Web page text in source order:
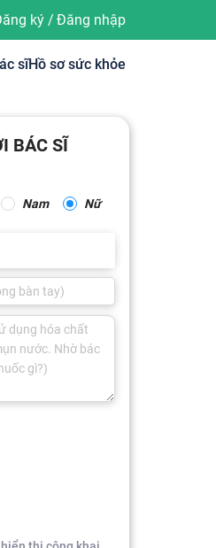
ký/ Đăng nhập
sĩHồ sơ sức khỏe
BÁC SĨ
Nam Nữ